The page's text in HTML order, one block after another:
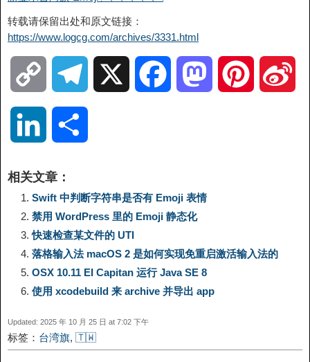
转载请保留出处和原文链接：
https://www.logcg.com/archives/3331.html
o
y
L
i
n
k
g
r
a
m
b
o
o
d
o
r
n
k
e
I
相关文章：
Swift 中判断字符串是否有 Emoji 表情
禁用 WordPress 里的 Emoji 静态化
快速检查某文件的 UTI
落格输入法 macOS 2 是如何实现免重启激活输入法的
OSX 10.11 EI Capitan 运行 Java SE 8
使用 xcodebuild 来 archive 并导出 app
Updated: 2025 年 10 月 25 日 at 7:02 下午
标签： 台湾旗, 🇹🇼️